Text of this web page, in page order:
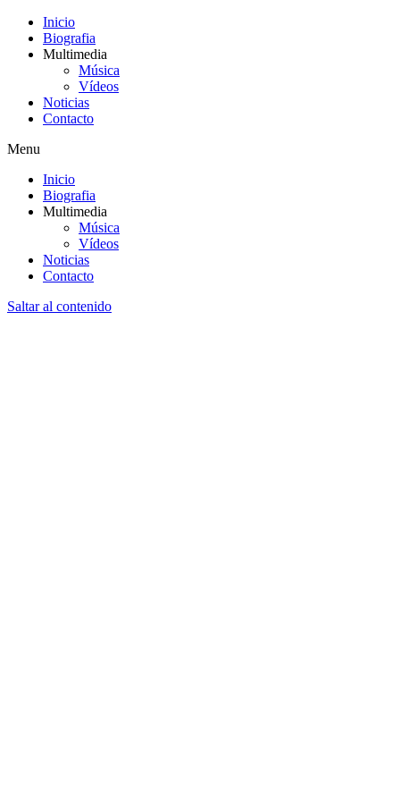
Inicio
Biografia
Multimedia
Música
Vídeos
Noticias
Contacto
Menu
Inicio
Biografia
Multimedia
Música
Vídeos
Noticias
Contacto
Saltar al contenido